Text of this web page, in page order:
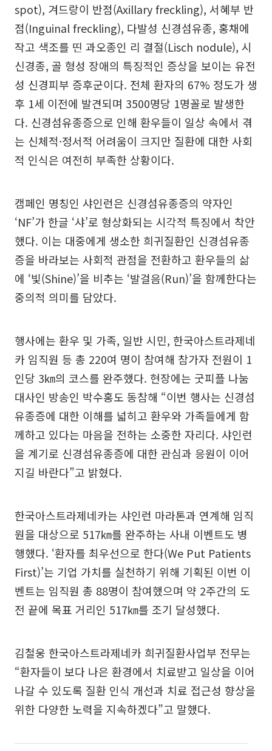
spot), 겨드랑이 반점(Axillary freckling), 서혜부 반
점(Inguinal freckling), 다발성 신경섬유종, 홍채에
작고 색조를 띤 과오종인 리 결절(Lisch nodule), 시
신경종, 골 형성 장애의 특징적인 증상을 보이는 유전
성 신경피부 증후군이다. 전체 환자의 67% 정도가 생
후 1세 이전에 발견되며 3500명당 1명꼴로 발생한
다. 신경섬유종증으로 인해 환우들이 일상 속에서 겪
는 신체적·정서적 어려움이 크지만 질환에 대한 사회
적 인식은 여전히 부족한 상황이다.
캠페인 명칭인 샤인런은 신경섬유종증의 약자인
‘NF’가 한글 ‘샤’로 형상화되는 시각적 특징에서 착안
했다. 이는 대중에게 생소한 희귀질환인 신경섬유종
증을 바라보는 사회적 관점을 전환하고 환우들의 삶
에 ‘빛(Shine)’을 비추는 ‘발걸음(Run)’을 함께한다는
중의적 의미를 담았다.
행사에는 환우 및 가족, 일반 시민, 한국아스트라제네
카 임직원 등 총 220여 명이 참여해 참가자 전원이 1
인당 3㎞의 코스를 완주했다. 현장에는 굿피플 나눔
대사인 방송인 박수홍도 동참해 “이번 행사는 신경섬
유종증에 대한 이해를 넓히고 환우와 가족들에게 함
께하고 있다는 마음을 전하는 소중한 자리다. 샤인런
을 계기로 신경섬유종증에 대한 관심과 응원이 이어
지길 바란다”고 밝혔다.
한국아스트라제네카는 샤인런 마라톤과 연계해 임직
원을 대상으로 517㎞를 완주하는 사내 이벤트도 병
행했다. ‘환자를 최우선으로 한다(We Put Patients
First)’는 기업 가치를 실천하기 위해 기획된 이번 이
벤트는 임직원 총 88명이 참여했으며 약 2주간의 도
전 끝에 목표 거리인 517㎞를 조기 달성했다.
김철웅 한국아스트라제네카 희귀질환사업부 전무는
“환자들이 보다 나은 환경에서 치료받고 일상을 이어
나갈 수 있도록 질환 인식 개선과 치료 접근성 향상을
위한 다양한 노력을 지속하겠다”고 말했다.